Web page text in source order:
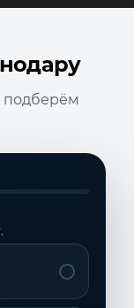
подберём